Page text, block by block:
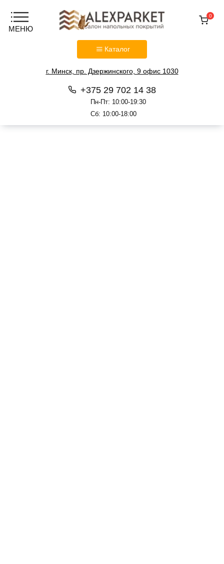
Каталог
г. Минск, пр. Дзержинского, 9 офис 1030
+375 29 702 14 38
Пн-Пт: 10:00-19:30
Сб: 10:00-18:00
0